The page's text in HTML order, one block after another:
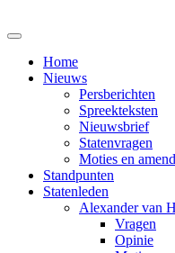
Home
Nieuws
Persberichten
Spreekteksten
Nieuwsbrief
Statenvragen
Moties en
Standpunten
Statenleden
Alexander van
Vragen
Opinie